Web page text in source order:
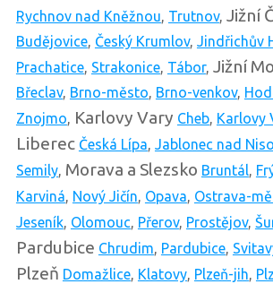
Rychnov nad Kněžnou, Trutnov, Jižní
Budějovice, Český Krumlov, Jindřichův
Prachatice, Strakonice, Tábor, Jižní
Břeclav, Brno-město, Brno-venkov,
Znojmo, Karlovy Vary Cheb, Karlovy
Liberec Česká Lípa, Jablonec nad
Semily, Morava a Slezsko Bruntál,
Karviná, Nový Jičín, Opava, Ostrava-
Jeseník, Olomouc, Přerov, Prostějov,
Pardubice Chrudim, Pardubice,
Plzeň Domažlice, Klatovy, Plzeň-jih,